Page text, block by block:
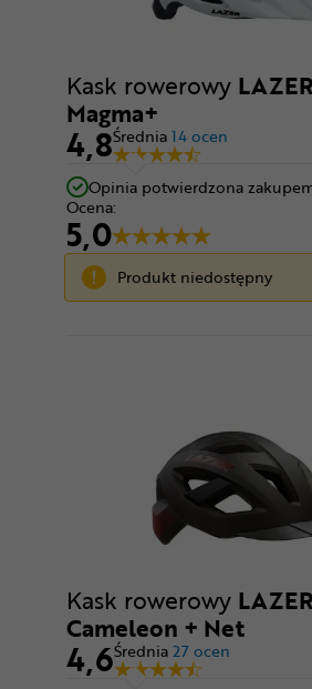
Kask rowerowy LAZER
Magma+
4,8Średnia14 ocen
Opinia potwierdzona
Ocena:
5,0
Produkt niedostępny
Kask rowerowy LAZER
Cameleon + Net
4,6Średnia27 ocen